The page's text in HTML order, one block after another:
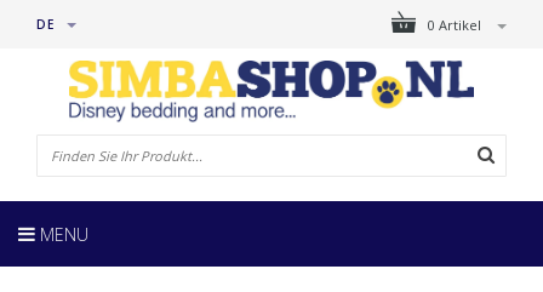
0 Artikel
DE
MENU